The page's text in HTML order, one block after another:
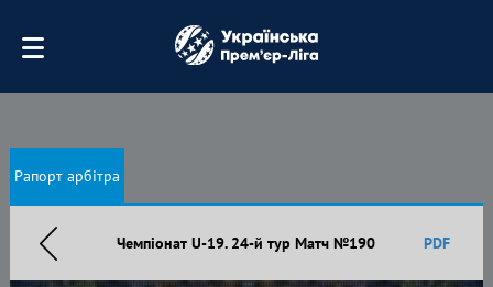
Рапорт арбітра
Чемпіонат U-19. 24-й тур Матч №190 PDF